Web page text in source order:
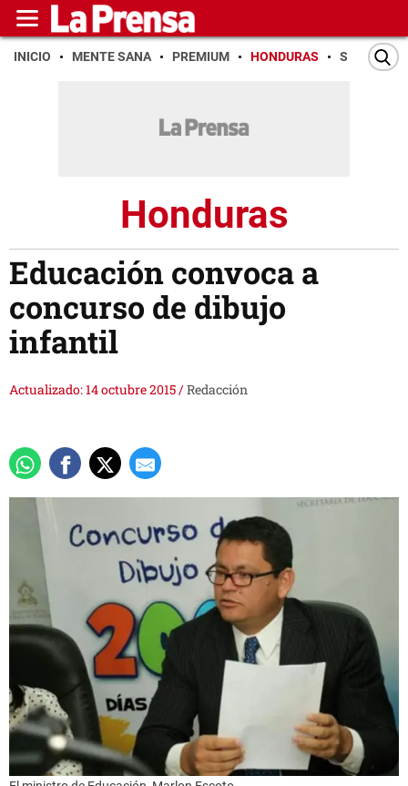
INICIO MENTE SANA PREMIUM HONDURAS SAN PEDRO
Honduras
Educación convoca a
concurso de dibujo
infantil
Actualizado: 14 octubre 2015/Redacción